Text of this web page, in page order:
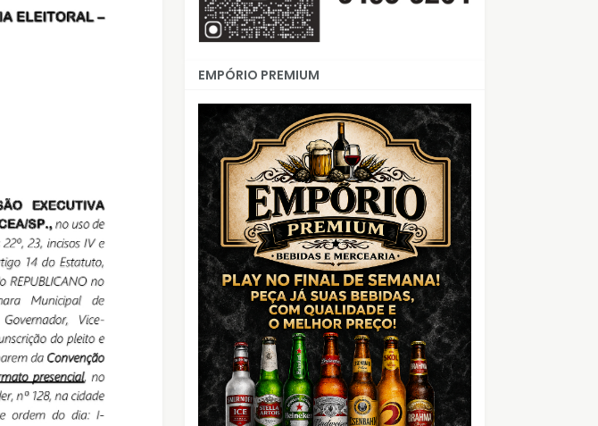
EMPÓRIO PREMIUM